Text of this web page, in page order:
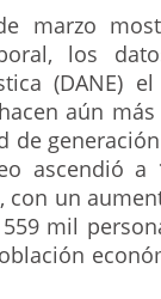
marzo
los
(DANE)
aún
de
ascendió a
con un
mil